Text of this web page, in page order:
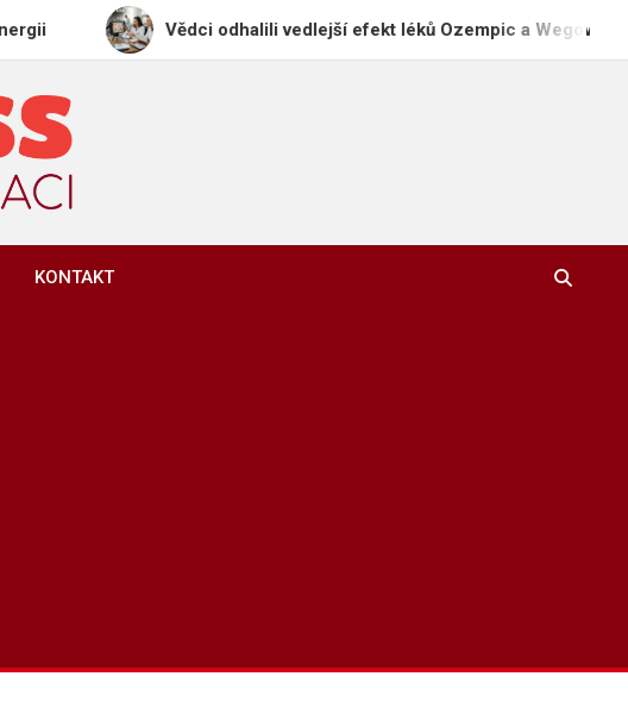
Vědci odhalili vedlejší efekt léků Ozempic a Wegovy: vypadávání
KONTAKT